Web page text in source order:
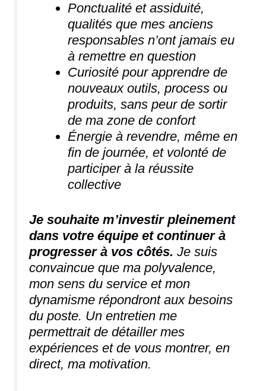
Ponctualité et assiduité,
qualités que mes anciens
responsables n’ont jamais eu
à remettre en question
Curiosité pour apprendre de
nouveaux outils, process ou
produits, sans peur de sortir
de ma zone de confort
Énergie à revendre, même en
fin de journée, et volonté de
participer à la réussite
collective
Je souhaite m’investir pleinement
dans votre équipe et continuer à
progresser à vos côtés. Je suis
convaincue que ma polyvalence,
mon sens du service et mon
dynamisme répondront aux besoins
du poste. Un entretien me
permettrait de détailler mes
expériences et de vous montrer, en
direct, ma motivation.